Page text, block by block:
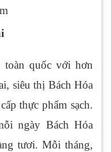
toàn quốc với hơn
siêu thị Bách Hóa
thực phẩm sạch.
ngày Bách Hóa
tươi. Mỗi tháng,